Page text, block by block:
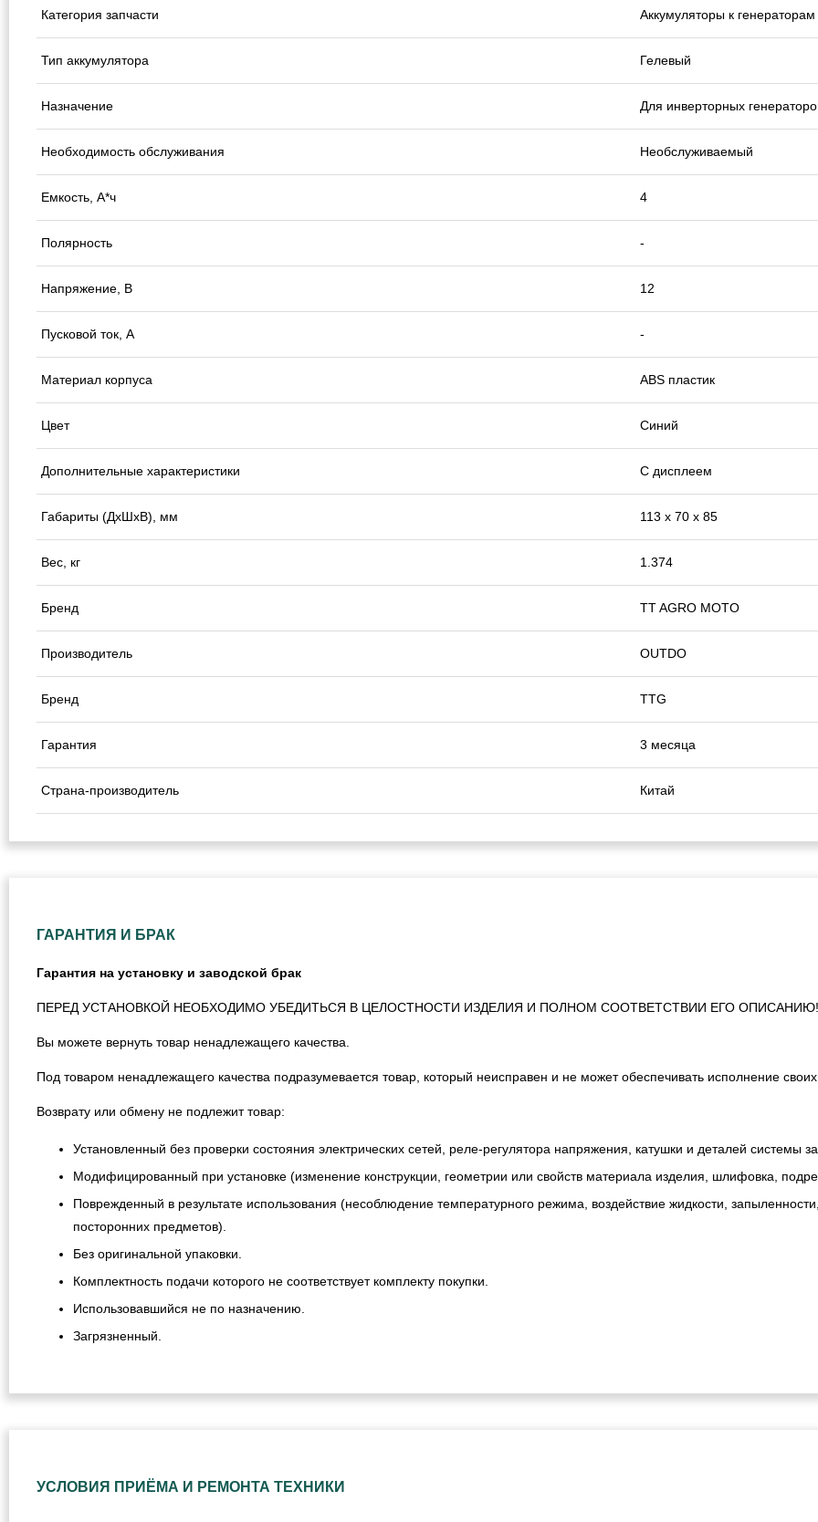
Категория запчасти Аккумуляторы к генераторам
Тип аккумулятора Гелевый
Назначение Для инверторных
Необходимость обслуживания Необслуживаемый
Емкость, А*ч 4
Полярность -
Напряжение, В 12
Пусковой ток, А -
Материал корпуса ABS пластик
Цвет Синий
Дополнительные характеристики С дисплеем
Габариты (ДхШхВ), мм 113 х 70 х 85
Вес, кг 1.374
Бренд TT AGRO MOTO
Производитель OUTDO
Бренд TTG
Гарантия 3 месяца
Страна-производитель Китай
ГАРАНТИЯ И БРАК
Гарантия на установку и заводской брак
ПЕРЕД УСТАНОВКОЙ НЕОБХОДИМО УБЕДИТЬСЯ В ЦЕЛОСТНОСТИ ИЗДЕЛИЯ И ПОЛНОМ СООТВЕТСТВИИ ЕГО ОПИСАНИЮ!
Вы можете вернуть товар ненадлежащего качества.
Под товаром ненадлежащего качества подразумевается товар, который неисправен и не может обеспечивать исполнение
Возврату или обмену не подлежит товар:
Установленный без проверки состояния электрических сетей, реле-регулятора напряжения, катушки и деталей системы
Модифицированный при установке (изменение конструкции, геометрии или свойств материала изделия, шлифовка,
Поврежденный в результате использования (несоблюдение температурного режима, воздействие жидкости,
посторонних предметов).
Без оригинальной упаковки.
Комплектность подачи которого не соответствует комплекту покупки.
Использовавшийся не по назначению.
Загрязненный.
УСЛОВИЯ ПРИЁМА И РЕМОНТА ТЕХНИКИ